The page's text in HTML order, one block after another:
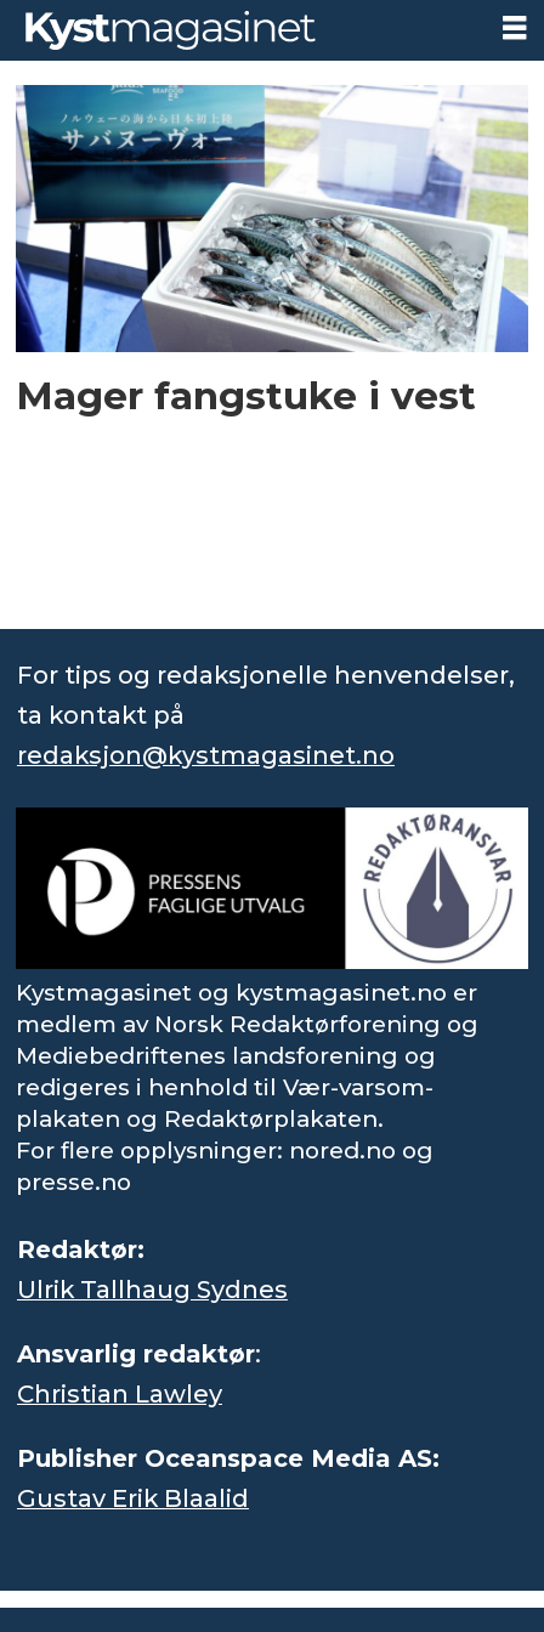
Tag:
labert
fiske
Mager fangstuke i vest
For tips og redaksjonelle henvendelser,
ta kontakt på
redaksjon@kystmagasinet.no
Kystmagasinet og kystmagasinet.no er
medlem av Norsk Redaktørforening og
Mediebedriftenes landsforening og
redigeres i henhold til Vær-varsom-
plakaten og Redaktørplakaten.
For flere opplysninger: nored.no og
presse.no
Redaktør:
Ulrik Tallhaug Sydnes
Ansvarlig redaktør:
Christian Lawley
Publisher Oceanspace Media AS:
Gustav Erik Blaalid